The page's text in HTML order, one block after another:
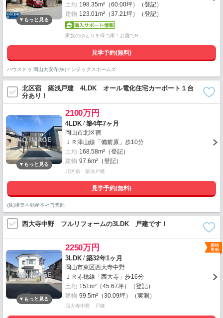
土地 198.35m²（60.00坪）（登記）
建物 123.01m²（37.21坪）（登記）
家族のゆとりを保つ家！お庭でB…
見学予約(無料)
ハウスドゥ 岡山大安寺(株)インテックスホームズ
北区宿 築浅戸建 4LDK オール電化住宅カーポート１台
分あり！
2100万円
4LDK /築4年7ヶ月
岡山市北区宿
ＪＲ津山線「備前原」歩10分
土地 168.58m²（登記）
建物 97.6m²（登記）
北区宿 築浅戸建
見学予約(無料)
(株)後楽不動産本社営業部
西大寺中野 フルリフォームの3LDK 戸建です！
2250万円
3LDK /築32年1ヶ月
岡山市東区西大寺中野
ＪＲ赤穂線「西大寺」歩16分
土地 151m²（45.67坪）（登記）
建物 99.5m²（30.09坪）（実測）
西大寺中野 戸建